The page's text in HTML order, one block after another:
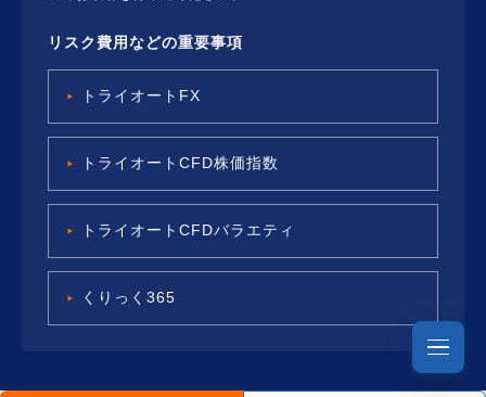
リスク費用などの重要事項
トライオートFX
トライオートCFD株価指数
トライオートCFDバラエティ
くりっく365